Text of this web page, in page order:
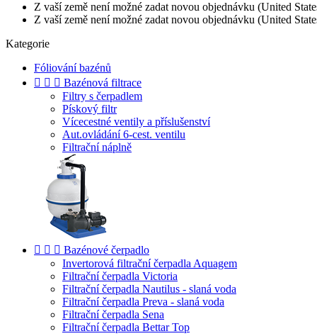
Z vaší země není možné zadat novou objednávku (United
Z vaší země není možné zadat novou objednávku (United
Kategorie
Fóliování bazénů
   Bazénová filtrace
Filtry s čerpadlem
Pískový filtr
Vícecestné ventily a příslušenství
Aut.ovládání 6-cest. ventilu
Filtrační náplně
   Bazénové čerpadlo
Invertorová filtrační čerpadla Aquagem
Filtrační čerpadla Victoria
Filtrační čerpadla Nautilus - slaná voda
Filtrační čerpadla Preva - slaná voda
Filtrační čerpadla Sena
Filtrační čerpadla Bettar Top